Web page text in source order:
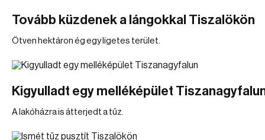
Tovább küzdenek a lángokkal Tiszalökön
Ötven hektáron ég egy ligetes terület.
Kigyulladt egy melléképület
A lakóházra is átterjedt a tűz.